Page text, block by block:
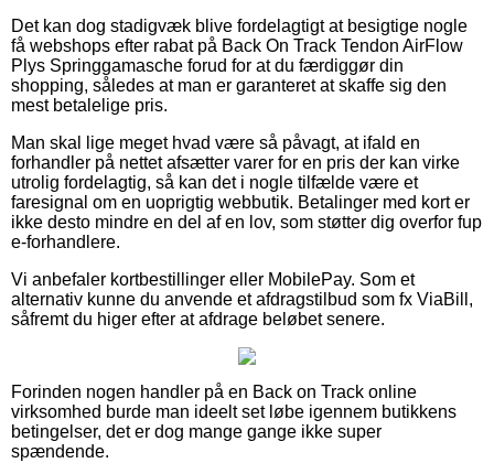
Det kan dog stadigvæk blive fordelagtigt at besigtige nogle
få webshops efter rabat på Back On Track Tendon AirFlow
Plys Springgamasche forud for at du færdiggør din
shopping, således at man er garanteret at skaffe sig den
mest betalelige pris.
Man skal lige meget hvad være så påvagt, at ifald en
forhandler på nettet afsætter varer for en pris der kan virke
utrolig fordelagtig, så kan det i nogle tilfælde være et
faresignal om en uoprigtig webbutik. Betalinger med kort er
ikke desto mindre en del af en lov, som støtter dig overfor fup
e-forhandlere.
Vi anbefaler kortbestillinger eller MobilePay. Som et
alternativ kunne du anvende et afdragstilbud som fx ViaBill,
såfremt du higer efter at afdrage beløbet senere.
Forinden nogen handler på en Back on Track online
virksomhed burde man ideelt set løbe igennem butikkens
betingelser, det er dog mange gange ikke super
spændende.